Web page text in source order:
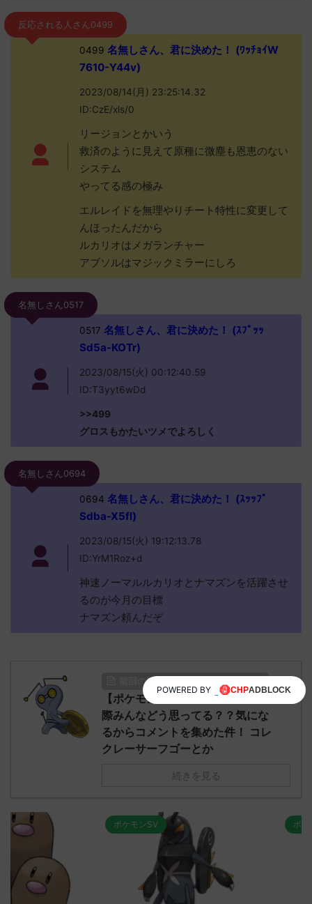
反応される人さん0499
0499 名無しさん、君に決めた！ (ﾜｯﾁｮｲW
7610-Y44v)
2023/08/14(月) 23:25:14.32
ID:CzE/xls/0
リージョンとかいう
救済のように見えて原種に微塵も恩恵のない
システム
やってる感の極み
エルレイドを無理やりチート特性に変更して
んほったんだから
ルカリオはメガランチャー
アブソルはマジックミラーにしろ
名無しさん0517
0517 名無しさん、君に決めた！ (ｽﾌﾟｯｯ
Sd5a-KOTr)
2023/08/15(火) 00:12:40.59
ID:T3yyt6wDd
>>499
グロスもかたいツメでよろしく
名無しさん0694
0694 名無しさん、君に決めた！ (ｽｯｯﾌﾟ
Sdba-X5fl)
2023/08/15(火) 19:12:13.78
ID:YrM1Roz+d
神速ノーマルルカリオとナマズンを活躍させ
るのが今月の目標
ナマズン頼んだぞ
前回の記事も面白いのでチェック！
【ポケモンSV】コレクレーって実
際みんなどう思ってる？？気にな
るからコメントを集めた件！ コレ
クレーサーフゴーとか
続きを見る
ポケモンSV ポケモンSV
POWERED BY